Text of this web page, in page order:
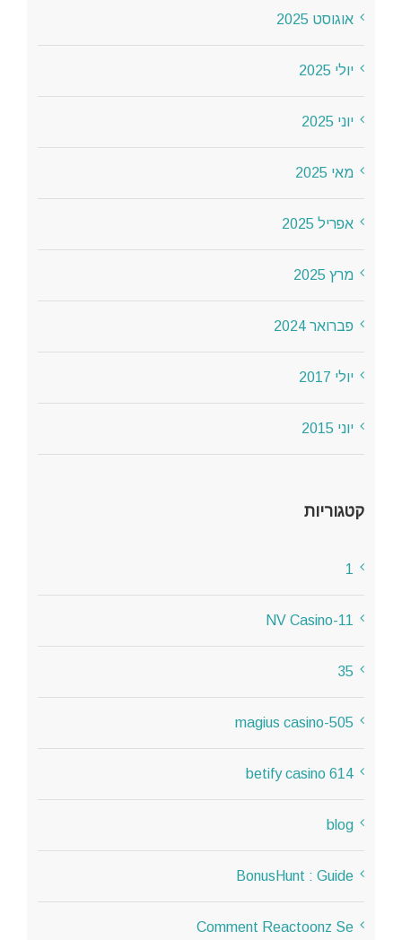
אוגוסט 2025
יולי 2025
יוני 2025
מאי 2025
אפריל 2025
מרץ 2025
פברואר 2024
יולי 2017
יוני 2015
קטגוריות
1
11-NV Casino
35
505-magius casino
614 betify casino
blog
BonusHunt : Guide
Comment Reactoonz Se